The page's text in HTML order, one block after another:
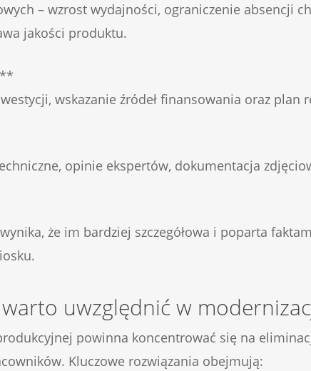
– wzrost wydajności, ograniczenie absencji
jakości produktu.
wskazanie źródeł finansowania oraz plan
opinie ekspertów, dokumentacja
że im bardziej szczegółowa i poparta
warto uwzględnić w
powinna koncentrować się na
Kluczowe rozwiązania obejmują: